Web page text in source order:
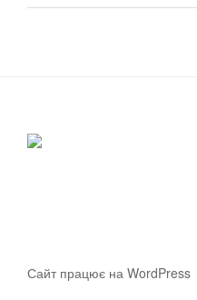
Сайт працює на WordPress